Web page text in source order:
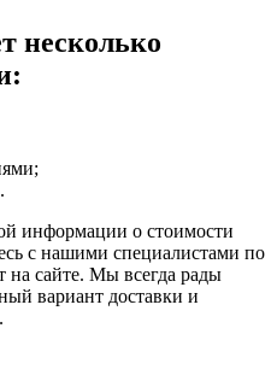
несколько
информации о стоимости
с нашими специалистами по
на сайте. Мы всегда рады
вариант доставки и